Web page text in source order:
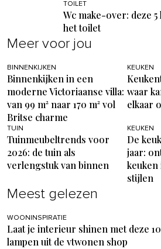
TOILET
Wc make-over: deze
het toilet
Meer voor jou
BINNENKIJKEN
Binnenkijken in een
moderne Victoriaanse villa:
van 99 m² naar 170 m² vol
Britse charme
KEUKEN
waar
elkaar
TUIN
Tuinmeubeltrends voor
2026: de tuin als
verlengstuk van binnen
KEUKEN
De
jaar:
keuken
stijlen
Meest gelezen
WOONINSPIRATIE
Laat je interieur shinen met deze
lampen uit de vtwonen shop